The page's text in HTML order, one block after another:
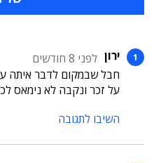
ירון לפני 8 חודשים
חבל שבמקום לדבר איתה
על זכר ונקבה לא נימאס
השיבו לתגובה